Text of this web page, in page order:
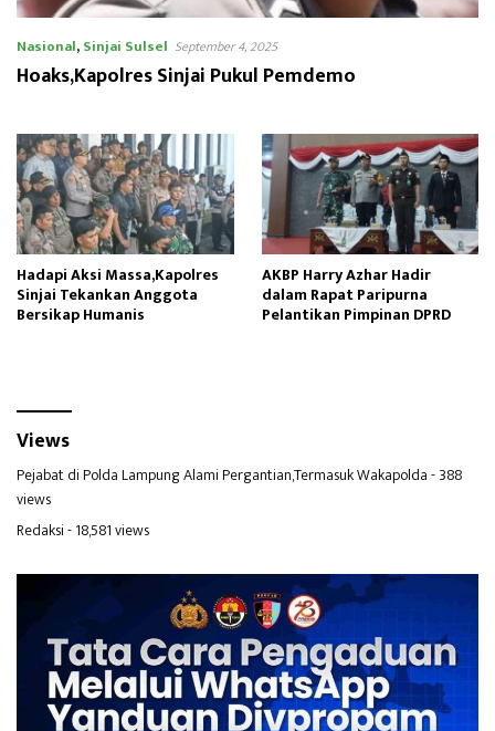
Nasional,Sinjai Sulsel September 4, 2025
Hoaks,Kapolres Sinjai Pukul Pemdemo
Hadapi Aksi Massa,Kapolres
Sinjai Tekankan Anggota
Bersikap Humanis
AKBP Harry Azhar Hadir
dalam Rapat Paripurna
Pelantikan Pimpinan DPRD
Views
Pejabat di Polda Lampung Alami Pergantian,Termasuk Wakapolda- 388
views
Redaksi- 18,581 views